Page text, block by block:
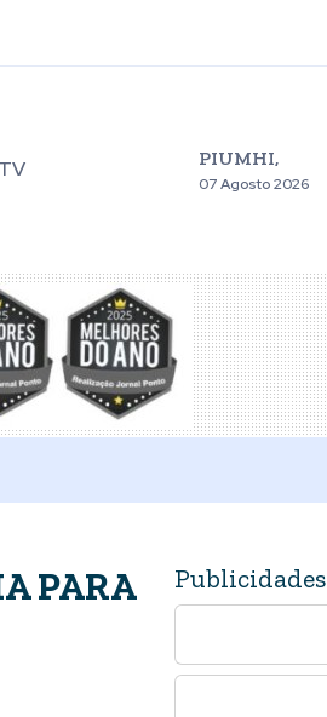
PIUMHI,
07 Agosto 2026
PARA
Publicidades